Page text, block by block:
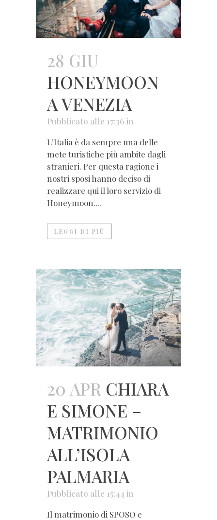
28 GIU
HONEYMOON
A VENEZIA
Pubblicato alle 17:36 in
L’Italia è da sempre una delle
mete turistiche più ambite dagli
stranieri. Per questa ragione i
nostri sposi hanno deciso di
realizzare qui il loro servizio di
Honeymoon....
LEGGI DI PIÙ
20 APR CHIARA
E SIMONE –
MATRIMONIO
ALL’ISOLA
PALMARIA
Pubblicato alle 15:44 in
Il matrimonio di SPOSO e